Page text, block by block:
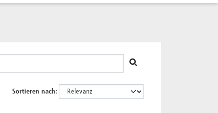
Sortieren nach